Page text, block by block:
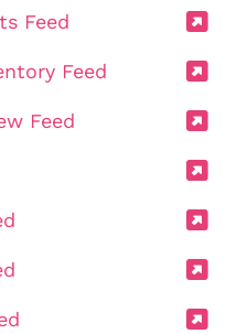
Feed
Feed
Feed